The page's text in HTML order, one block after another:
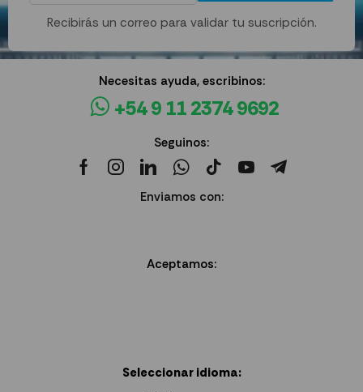
Recibirás un correo para validar tu suscripción.
Necesitas ayuda, escribinos:
+54 9 11 2374 9692
Seguinos:
Enviamos con:
Aceptamos:
Seleccionar idioma: